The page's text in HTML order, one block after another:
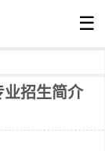
☰
业招生简介